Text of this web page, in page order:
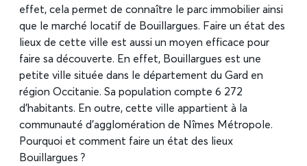
effet, cela permet de connaître le parc immobilier ainsi
que le marché locatif de Bouillargues. Faire un état des
lieux de cette ville est aussi un moyen efficace pour
faire sa découverte. En effet, Bouillargues est une
petite ville située dans le département du Gard en
région Occitanie. Sa population compte 6 272
d’habitants. En outre, cette ville appartient à la
communauté d’agglomération de Nîmes Métropole.
Pourquoi et comment faire un état des lieux
Bouillargues ?